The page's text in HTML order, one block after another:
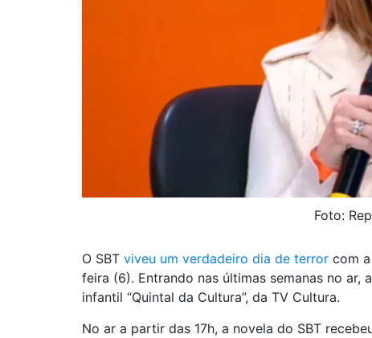
Foto:
O SBT viveu um verdadeiro dia de terror com
feira (6). Entrando nas últimas semanas no ar,
infantil “Quintal da Cultura”, da TV Cultura.
No ar a partir das 17h, a novela do SBT